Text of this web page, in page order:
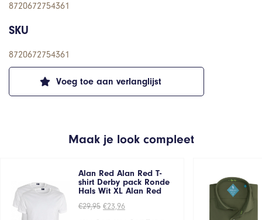
Voeg toe aan verlanglijst
8720672754361
SKU
8720672754361
Maak je look compleet
Alan Red Alan Red T-
shirt Derby pack Ronde
Hals Wit XL Alan Red
€29,95 Oorspronkelijke
€23,96Huidige